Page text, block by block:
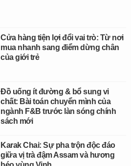
Cửa hàng tiện lợi đổi vai trò: Từ nơi
mua nhanh sang điểm dừng chân
của giới trẻ
Đồ uống ít đường & bổ sung vi
chất: Bài toán chuyển mình của
ngành F&B trước làn sóng chính
sách mới
Karak Chai: Sự pha trộn độc đáo
giữa vị trà đậm Assam và hương